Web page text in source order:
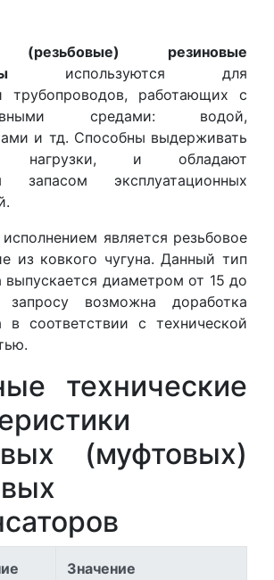
(резьбовые) резиновые
используются для
трубопроводов, работающих с
средами: водой,
и тд. Способны выдерживать
нагрузки, и обладают
запасом эксплуатационных
является резьбовое
из ковкого чугуна. Данный тип
выпускается диаметром от 15 до
возможна доработка
в соответствии с технической
технические
(муфтовых)
Значение